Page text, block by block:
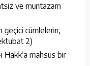
ve muntazam
geçici cümlelerin,
2)
Hakk'a mahsus bir